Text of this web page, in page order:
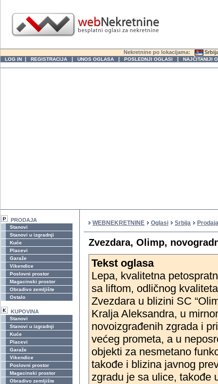
Nekretnine po lokacijama:
LOG IN | REGISTRACIJA | UNOS OGLASA | POSLEDNJI OGLASI | NAJČITANIJI
PRODAJA
Stanovi
Stanovi u izgradnji
Kuće
Placevi
Garaže
Vikendice
Poslovni prostor
Magacinski prostor
Obradivo zemljište
Ostalo
KUPOVINA
Stanovi
Stanovi u izgradnji
Kuće
Placevi
Garaže
Vikendice
Poslovni prostor
Magacinski prostor
Obradivo zemljište
WEBNEKRETNINE Oglasi Srbija
Zvezdara, Olimp,
Tekst oglasa
Lepa, kvalitetna
sa liftom, odličnog
Zvezdara u blizini SC
Kralja Aleksandra, u
novoizgrađenih zgrada i
većeg prometa, a u
objekti za nesmetano
takođe i blizina javnog
zgradu je sa ulice, takođe